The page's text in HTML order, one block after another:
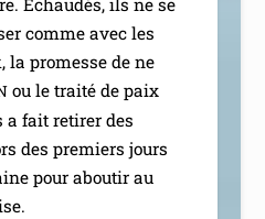
Échaudés, ils ne se
comme avec les
la pro­messe de ne
ou le trai­té de paix
fait reti­rer des
des pre­miers jours
pour abou­tir au